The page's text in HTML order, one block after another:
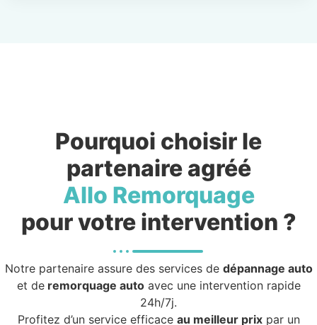
Pourquoi choisir le
partenaire agréé
Allo Remorquage
pour votre intervention ?
Notre partenaire assure des services de dépannage auto
et deremorquage autoavec une intervention rapide
24h/7j.
Profitez d’un service efficace au meilleur prixpar un